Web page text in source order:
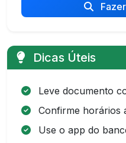
Dicas Úteis
Leve documento
Confirme horários
Use o app do